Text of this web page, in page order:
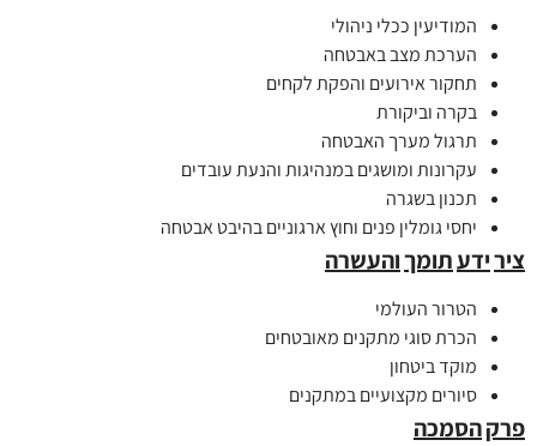
המודיעין ככלי ניהולי
הערכת מצב באבטחה
תחקור אירועים והפקת לקחים
בקרה וביקורת
תרגול מערך האבטחה
עקרונות ומושגים במנהיגות והנעת עובדים
תכנון בשגרה
יחסי גומלין פנים וחוץ ארגוניים בהיבט אבטחה
צירידעתומךוהעשרה
הטרור העולמי
הכרת סוגי מתקנים מאובטחים
מוקד ביטחון
סיורים מקצועיים במתקנים
פרקהסמכה